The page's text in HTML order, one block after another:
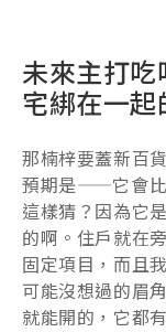
未來主打
宅綁在一起
那楠梓要蓋新百
預期是——它會比
這樣猜？因為它
的啊。住戶就在
固定項目，而且
可能沒想過的眉
就能開的，它都